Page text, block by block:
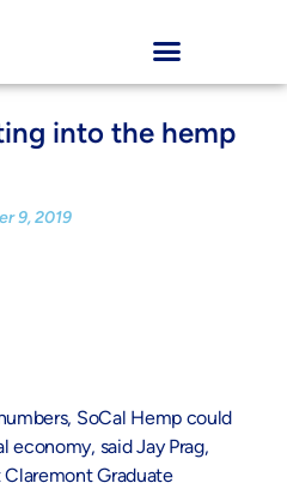
into the hemp
9, 2019
SoCal Hemp could
economy, said Jay Prag,
Graduate